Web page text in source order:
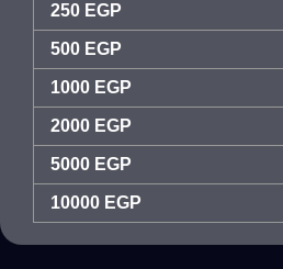
250 EGP
500 EGP
1000 EGP
2000 EGP
5000 EGP
10000 EGP